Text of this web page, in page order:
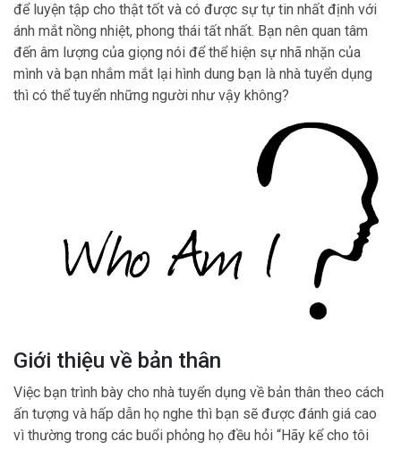
để luyện tập cho thật tốt và có được sự tự tin nhất định với
ánh mắt nồng nhiệt, phong thái tất nhất. Bạn nên quan tâm
đến âm lượng của giọng nói để thể hiện sự nhã nhặn của
mình và bạn nhắm mắt lại hình dung bạn là nhà tuyển dụng
thì có thể tuyển những người như vậy không?
Giới thiệu về bản thân
Việc bạn trình bày cho nhà tuyển dụng về bản thân theo cách
ấn tượng và hấp dẫn họ nghe thì bạn sẽ được đánh giá cao
vì thường trong các buổi phỏng họ đều hỏi “Hãy kể cho tôi